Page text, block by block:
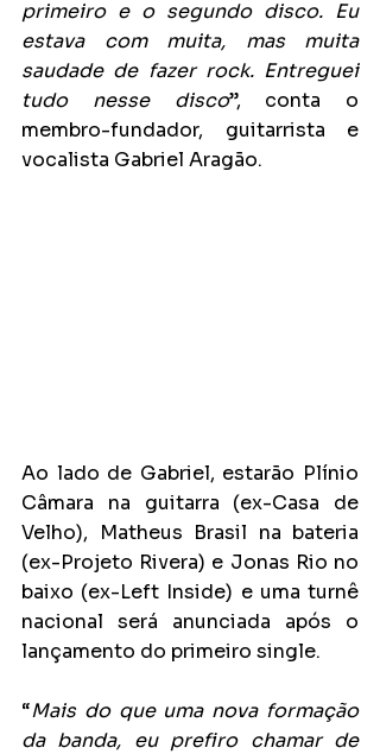
primeiro e o segundo disco. Eu
estava com muita, mas muita
saudade de fazer rock. Entreguei
tudo nesse disco”, conta o
membro-fundador, guitarrista e
vocalista Gabriel Aragão.
Ao lado de Gabriel, estarão Plínio
Câmara na guitarra (ex-Casa de
Velho), Matheus Brasil na bateria
(ex-Projeto Rivera) e Jonas Rio no
baixo (ex-Left Inside) e uma turnê
nacional será anunciada após o
lançamento do primeiro single.
“Mais do que uma nova formação
da banda, eu prefiro chamar de